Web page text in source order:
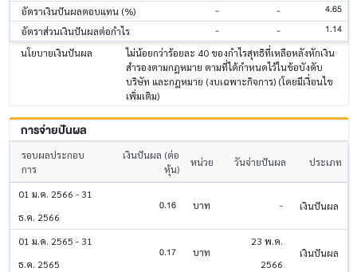
อัตราเงินปันผลตอบแทน (%) - - 4.65
อัตราส่วนเงินปันผลต่อกำไร - - 1.14
นโยบายเงินปันผล
ไม่น้อยกว่าร้อยละ 40 ของกำไรสุทธิที่เหลือหลังหักเงิน
สำรองตามกฎหมาย ตามที่ได้กำหนดไว้ในข้อบังคับ
บริษัท และกฎหมาย (งบเฉพาะกิจการ) (โดยมีเงื่อนไข
เพิ่มเติม)
การจ่ายปันผล
รอบผลประกอบ
การ
เงินปันผล (ต่อ
หุ้น)
หน่วย วันจ่ายปันผล ประเภท
01 ม.ค. 2566 - 31
ธ.ค. 2566
0.16 บาท - เงินปันผล
01 ม.ค. 2565 - 31
ธ.ค. 2565
0.17 บาท
23 พ.ค.
2566
เงินปันผล